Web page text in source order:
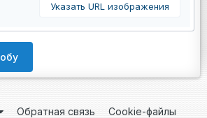
Указать URL изображения
Обратная связь Cookie-файлы